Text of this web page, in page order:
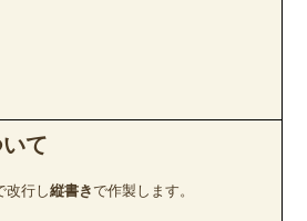
て
改行し縦書きで作製します。